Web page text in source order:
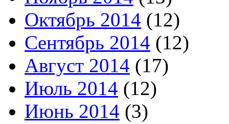
Октябрь 2014 (12)
Сентябрь 2014 (12)
Август 2014 (17)
Июль 2014 (12)
Июнь 2014 (3)